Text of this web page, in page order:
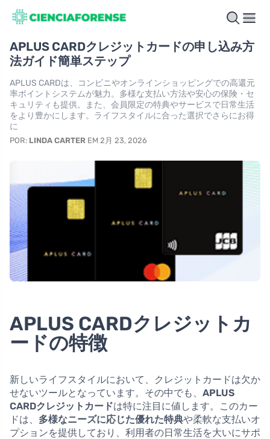
APLUS CARDクレジットカードの申し込み方
法ガイド簡単ステップ
APLUS CARDは、コンビニやオンラインショッピングでの高還元
率ポイントシステムが魅力。多様な支払い方法や安心の保険・セ
キュリティも提供。また、会員限定の特典やサービスで日常生活
をより豊かにします。ライフスタイルに合った選択でさらにお得
に
POR: LINDA CARTER EM 2月 23, 2026
APLUS CARDクレジットカ
ードの特徴
新しいライフスタイルにおいて、クレジットカードは欠か
せないツールとなっています。その中でも、 APLUS
CARDクレジットカードは特に注目に値します。このカー
ドは、 多様なニーズに応じた優れた特典や柔軟な支払いオ
プションを提供しており、利用者の日常生活を大いにサポ